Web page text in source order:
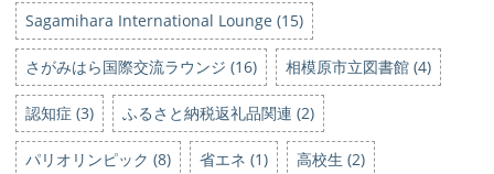
Sagamihara International Lounge (15)
さがみはら国際交流ラウンジ (16) 相模原市立図書館 (4)
認知症 (3) ふるさと納税返礼品関連 (2)
パリオリンピック (8) 省エネ (1) 高校生 (2)